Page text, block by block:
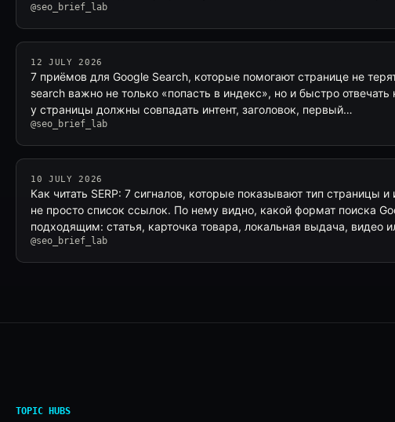
@seo_brief_lab
12 JULY 2026
7 приёмов для Google Search, которые помогают странице не
search важно не только «попасть в индекс», но и быстро отвечать
у страницы должны совпадать интент, заголовок, первый…
@seo_brief_lab
10 JULY 2026
Как читать SERP: 7 сигналов, которые показывают тип страницы и
не просто список ссылок. По нему видно, какой формат поиска
подходящим: статья, карточка товара, локальная выдача, видео
@seo_brief_lab
TOPIC HUBS